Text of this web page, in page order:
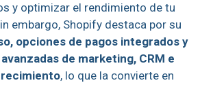
y optimizar el rendimiento de tu
embargo, Shopify destaca por su
opciones de pagos integrados y
de marketing, CRM e
, lo que la convierte en